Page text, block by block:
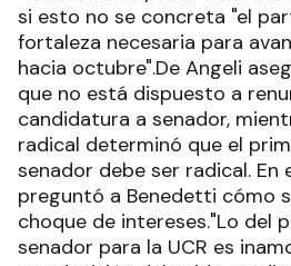
si esto no se concreta "el
fortaleza necesaria para
hacia octubre".De Angeli
que no está dispuesto a
candidatura a senador,
radical determinó que el
senador debe ser radical.
preguntó a Benedetti cómo
choque de intereses."Lo del
senador para la UCR es